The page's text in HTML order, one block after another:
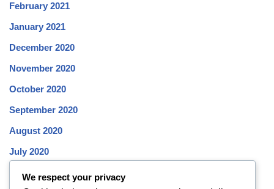
February 2021
January 2021
December 2020
November 2020
October 2020
September 2020
August 2020
July 2020
June 2020
We respect your privacy